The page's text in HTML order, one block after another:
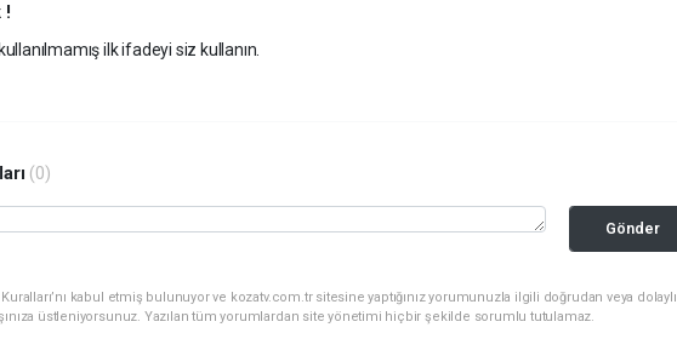
!
ilk ifadeyi siz kullanın.
(0)
Gönder
kabul etmiş bulunuyor ve kozatv.com.tr sitesine yaptığınız yorumunuzla ilgili doğrudan veya dolaylı
üstleniyorsunuz. Yazılan tüm yorumlardan site yönetimi hiçbir şekilde sorumlu tutulamaz.